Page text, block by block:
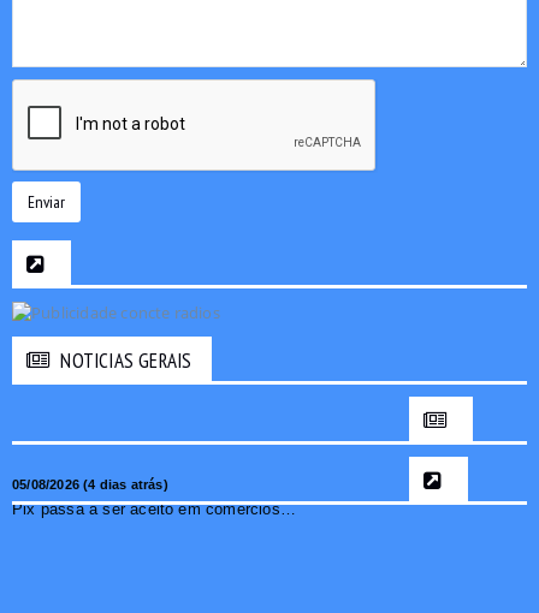
Enviar
NOTICIAS GERAIS
05/08/2026 (4 dias atrás)
Pix passa a ser aceito em comércios de oito países e amplia opções de pagamento para brasileiros no exterior